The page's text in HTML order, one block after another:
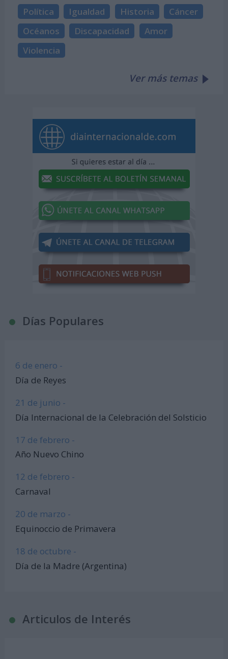
Política Igualdad Historia
Cáncer
Océanos
Discapacidad
Amor
Violencia
Ver más temas
Días Populares
6 de enero -
Día de Reyes
21 de junio -
Día Internacional de la Celebración del Solsticio
17 de febrero -
Año Nuevo Chino
12 de febrero -
Carnaval
20 de marzo -
Equinoccio de Primavera
18 de octubre -
Día de la Madre (Argentina)
Articulos de Interés